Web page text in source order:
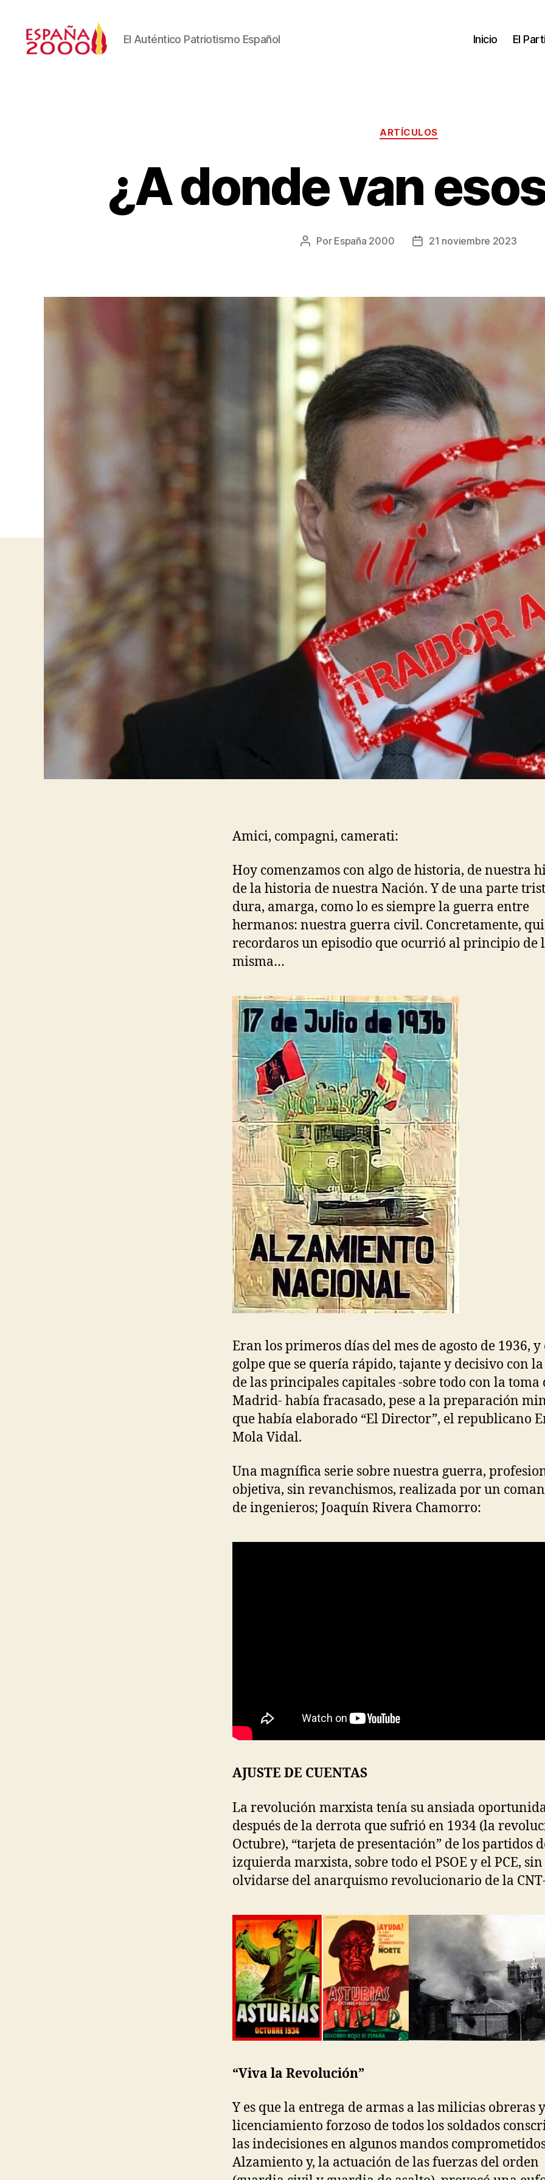
El Auténtico Patriotismo Español Inicio El
ARTÍCULOS
¿A donde van
Por España 2000 21 noviembre 2023
Amici, compagni, camerati:
Hoy comenzamos con algo de historia, de nuestra
de la historia de nuestra Nación. Y de una parte
dura, amarga, como lo es siempre la guerra entre
hermanos: nuestra guerra civil. Concretamente,
recordaros un episodio que ocurrió al principio de
misma…
Eran los primeros días del mes de agosto de 1936, y
golpe que se quería rápido, tajante y decisivo con
de las principales capitales -sobre todo con la toma
Madrid- había fracasado, pese a la preparación
que había elaborado “El Director”, el republicano
Mola Vidal.
Una magnífica serie sobre nuestra guerra,
objetiva, sin revanchismos, realizada por un
de ingenieros; Joaquín Rivera Chamorro:
AJUSTE DE CUENTAS
La revolución marxista tenía su ansiada
después de la derrota que sufrió en 1934 (la
Octubre), “tarjeta de presentación” de los partidos
izquierda marxista, sobre todo el PSOE y el PCE, sin
olvidarse del anarquismo revolucionario de la
“Viva la Revolución”
Y es que la entrega de armas a las milicias obreras
licenciamiento forzoso de todos los soldados
las indecisiones en algunos mandos
Alzamiento y, la actuación de las fuerzas del orden